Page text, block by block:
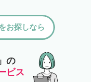
の
ビス
お探しなら